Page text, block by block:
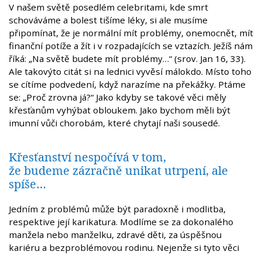
V našem světě posedlém celebritami, kde smrt
schováváme a bolest tišíme léky, si ale musíme
připomínat, že je normální mít problémy, onemocnět, mít
finanční potíže a žít i v rozpadajících se vztazích. Ježíš nám
říká: „Na světě budete mít problémy…“ (srov. Jan 16, 33).
Ale takovýto citát si na lednici vyvěsí málokdo. Místo toho
se cítíme podvedení, když narazíme na překážky. Ptáme
se: „Proč zrovna já?“ Jako kdyby se takové věci měly
křesťanům vyhýbat obloukem. Jako bychom měli být
imunní vůči chorobám, které chytají naši sousedé.
Křesťanství nespočívá v tom,
že budeme zázračně unikat utrpení, ale
spíše…
Jedním z problémů může být paradoxně i modlitba,
respektive její karikatura. Modlíme se za dokonalého
manžela nebo manželku, zdravé děti, za úspěšnou
kariéru a bezproblémovou rodinu. Nejenže si tyto věci